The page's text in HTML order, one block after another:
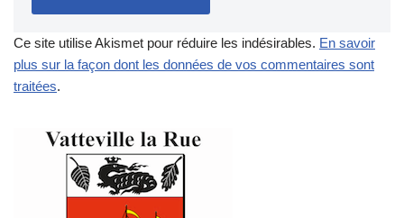
Ce site utilise Akismet pour réduire les indésirables. En savoir
plus sur la façon dont les données de vos commentaires sont
traitées.